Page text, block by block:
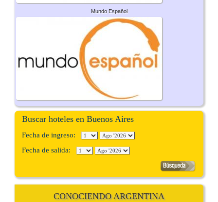
Mundo Español
Buscar hoteles en Buenos Aires
Fecha de ingreso:
Fecha de salida:
CONOCIENDO ARGENTINA